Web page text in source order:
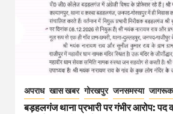
अपराध खास खबर गोरखपुर जनसमस्या
बड़हलगंज थाना प्रभारी पर गंभीर आरोप: पद